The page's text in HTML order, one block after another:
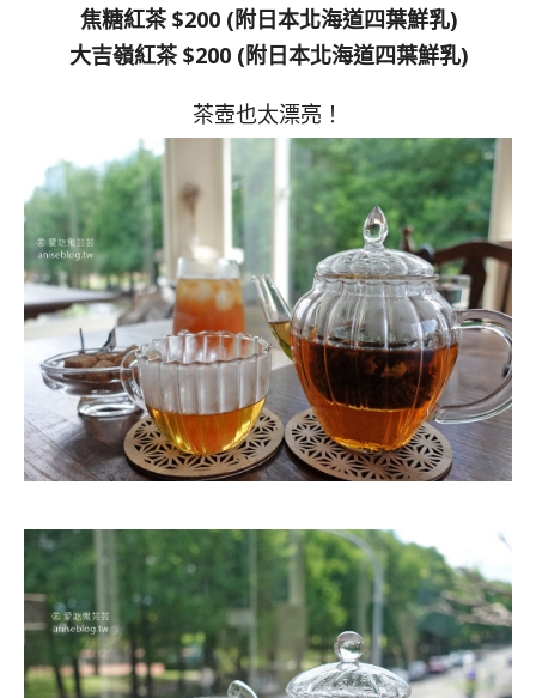
焦糖紅茶 $200 (附日本北海道四葉鮮乳)
大吉嶺紅茶 $200 (附日本北海道四葉鮮乳)
茶壺也太漂亮！